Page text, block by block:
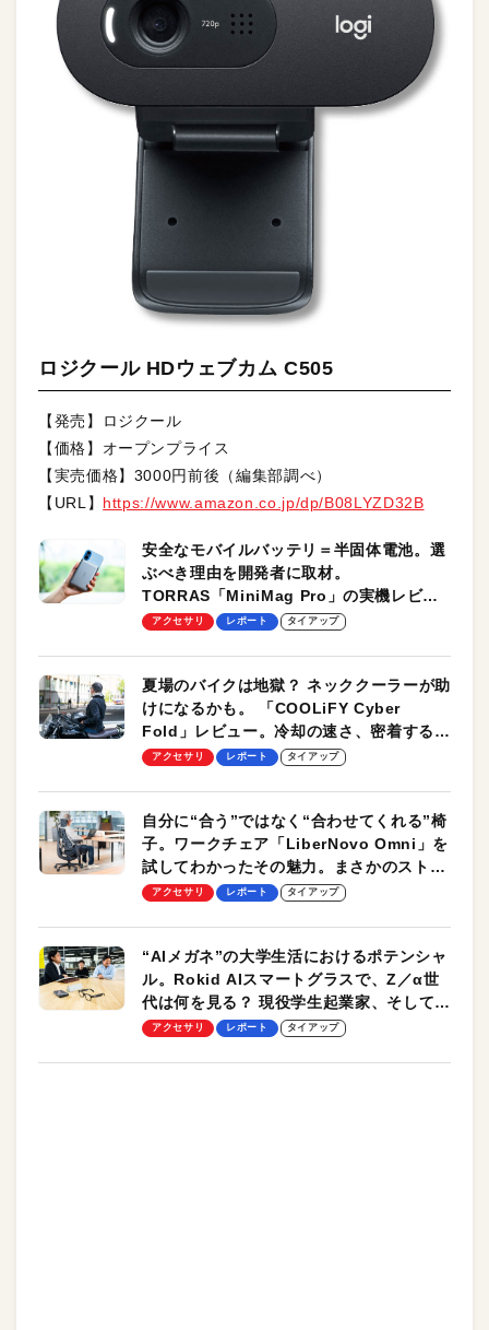
ロジクール HDウェブカム C505
【発売】ロジクール
【価格】オープンプライス
【実売価格】3000円前後（編集部調べ）
【URL】 https://www.amazon.co.jp/dp/B08LYZD32B
安全なモバイルバッテリ＝半固体電池。選
ぶべき理由を開発者に取材。
TORRAS「MiniMag Pro」の実機レビュ
ーも
アクセサリ レポート タイアップ
夏場のバイクは地獄？ ネッククーラーが助
けになるかも。 「COOLiFY Cyber
Fold」レビュー。冷却の速さ、密着する冷
却プレート、シンプルな操作性がグッド！
アクセサリ レポート タイアップ
自分に“合う”ではなく“合わせてくれる”椅
子。ワークチェア「LiberNovo Omni」を
試してわかったその魅力。まさかのストレ
ッチ機能も搭載
アクセサリ レポート タイアップ
“AIメガネ”の大学生活におけるポテンシャ
ル。Rokid AIスマートグラスで、Z／α世
代は何を見る？ 現役学生起業家、そして教
授による体験会レポート【PR】
アクセサリ レポート タイアップ